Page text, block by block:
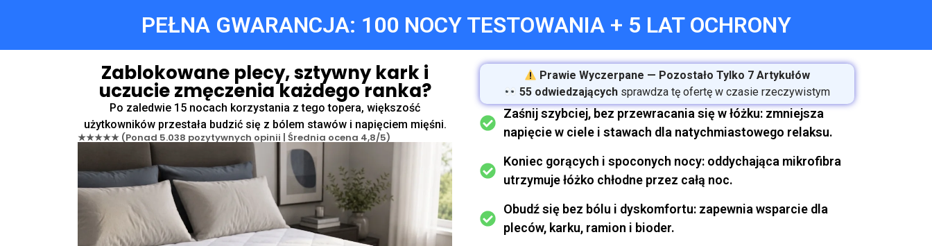
PEŁNA GWARANCJA: 100 NOCY TESTOWANIA + 5 LAT OCHRONY
Zablokowane plecy, sztywny kark i
uczucie zmęczenia każdego ranka?
Po zaledwie 15 nocach korzystania z tego topera, większość
użytkowników przestała budzić się z bólem stawów i napięciem mięśni.
★★★★★ (Ponad 5.038 pozytywnych opinii | Średnia ocena 4,8/5)
Prawie Wyczerpane — Pozostało Tylko 7 Artykułów
55 odwiedzających sprawdza tę ofertę w czasie rzeczywistym
Zaśnij szybciej, bez przewracania się w łóżku: zmniejsza
napięcie w ciele i stawach dla natychmiastowego relaksu.
Koniec gorących i spoconych nocy: oddychająca mikrofibra
utrzymuje łóżko chłodne przez całą noc.
Obudź się bez bólu i dyskomfortu: zapewnia wsparcie dla
pleców, karku, ramion i bioder.